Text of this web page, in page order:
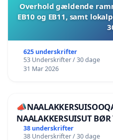
Overhold gældende
EB10 og EB11, samt
625 underskrifter
53 Underskrifter / 30 dage
31 Mar 2026
NAALAKKERSUISUT
38 underskrifter
38 Underskrifter / 30 dage